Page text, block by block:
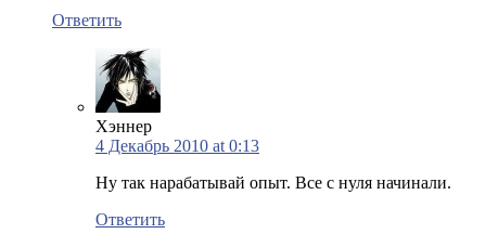
Ответить
Хэннер
4 Декабрь 2010 at 0:13
Ну так нарабатывай опыт. Все с нуля начинали.
Ответить